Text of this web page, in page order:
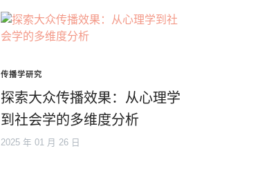
传播学研究
探索大众传播效果：从心理学
到社会学的多维度分析
2025 年 01 月 26 日